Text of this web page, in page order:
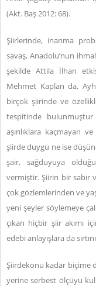
(Akt. Baş 2012: 68).
Şiirlerinde, inanma
savaş, Anadolu’nun
şekilde Attila İlhan
Mehmet Kaplan da,
birçok şiirinde ve
tespitinde bulunmuştur
aşırılıklara kaçmayan
şiirde duygu ne ise
şair, sağduyuya
vermiştir. Şiirin bir sabır
çok gözlemlerinden ve
yeni şeyler söylemeye
çıkan hiçbir şiir akımı
edebi anlayışlara da
Şiirdekonu kadar biçime
yerine serbest ölçüyü